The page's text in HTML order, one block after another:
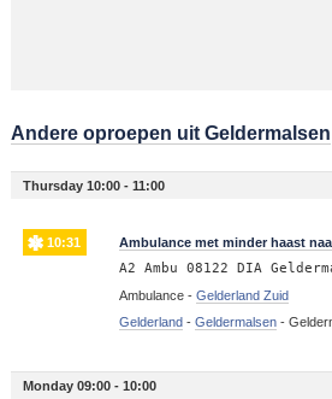
Andere oproepen uit Geldermalsen
Thursday 10:00 - 11:00
10:31 Ambulance met minder haast
A2 Ambu 08122 DIA
Ambulance - Gelderland Zuid
Gelderland - Geldermalsen-
Monday 09:00 - 10:00